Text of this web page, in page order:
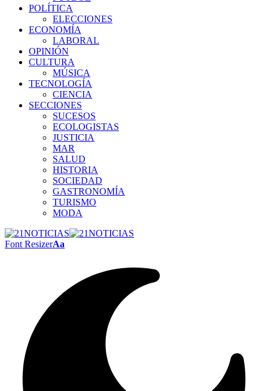
POLÍTICA
ELECCIONES
ECONOMÍA
LABORAL
OPINIÓN
CULTURA
MÚSICA
TECNOLOGÍA
CIENCIA
SECCIONES
SUCESOS
ECOLOGISTAS
JUSTICIA
MAR
SALUD
HISTORIA
SOCIEDAD
GASTRONOMÍA
TURISMO
MODA
Font ResizerAa